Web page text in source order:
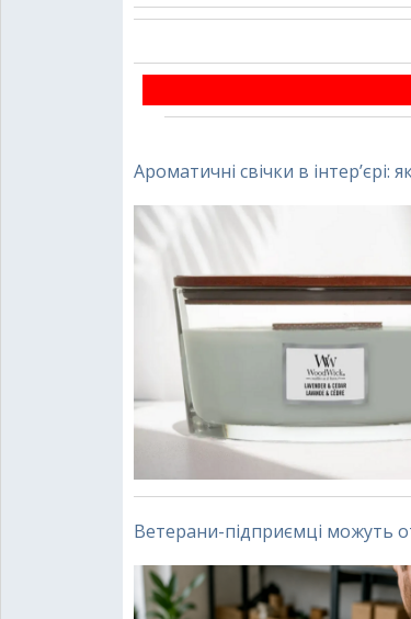
Ароматичні свічки в інтер’єрі:
Ветерани-підприємці можуть